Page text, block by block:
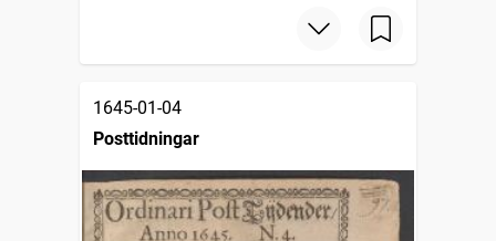
1645-01-04
Posttidningar